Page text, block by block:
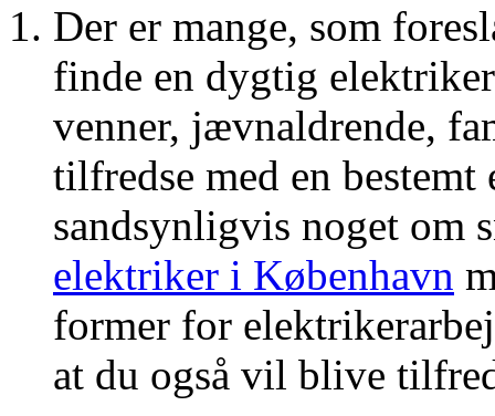
Der er mange, som
finde en dygtig
venner, jævnaldrende,
tilfredse med en
sandsynligvis noget om
elektriker i København
former for
at du også vil blive